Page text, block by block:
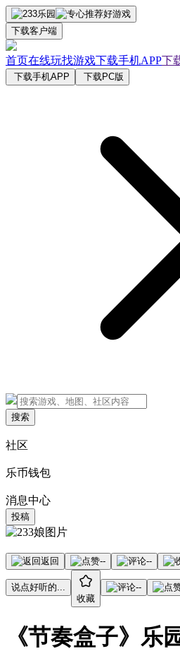
下载客户端
首页在线玩找游戏下载手机APP下
下载手机APP 下载PC版
搜索
社区
乐币钱包
消息中心
投稿
返回 -- --
说点好听的...
收藏
--
《节奏盒子》乐